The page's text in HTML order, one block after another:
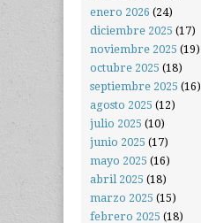
enero 2026 (24)
diciembre 2025 (17)
noviembre 2025 (19)
octubre 2025 (18)
septiembre 2025 (16)
agosto 2025 (12)
julio 2025 (10)
junio 2025 (17)
mayo 2025 (16)
abril 2025 (18)
marzo 2025 (15)
febrero 2025 (18)